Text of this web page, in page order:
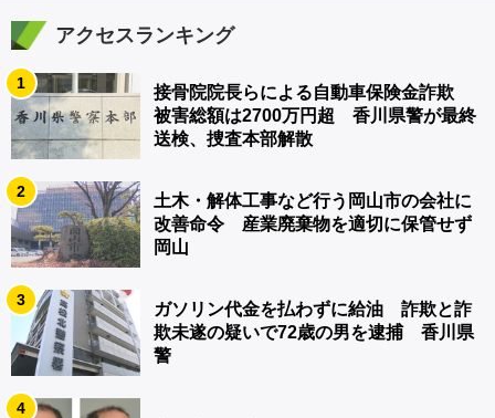
アクセスランキング
1
接骨院院長らによる自動車保険金詐欺
被害総額は2700万円超 香川県警が最終
送検、捜査本部解散
2
土木・解体工事など行う岡山市の会社に
改善命令 産業廃棄物を適切に保管せず
岡山
3
ガソリン代金を払わずに給油 詐欺と詐
欺未遂の疑いで72歳の男を逮捕 香川県
警
4